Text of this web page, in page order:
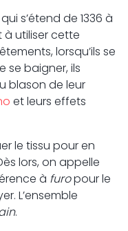
s’étend de 1336 à
à utiliser cette
lorsqu’ils se
se baigner, ils
blason de leur
et leurs effets
le tissu pour en
lors, on appelle
à furopour le
L’ensemble
.